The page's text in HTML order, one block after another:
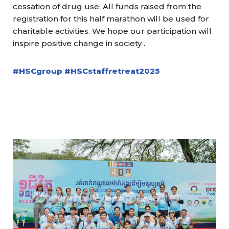
cessation of drug use. All funds raised from the
registration for this half marathon will be used for
charitable activities. We hope our participation will
inspire positive change in society .
#HSCgroup #HSCstaffretreat2025